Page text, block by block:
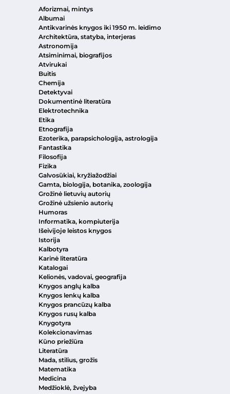
Aforizmai, mintys
Albumai
Antikvarinės knygos iki 1950 m. leidimo
Architektūra, statyba, interjeras
Astronomija
Atsiminimai, biografijos
Atvirukai
Buitis
Chemija
Detektyvai
Dokumentinė literatūra
Elektrotechnika
Etika
Etnografija
Ezoterika, parapsichologija, astrologija
Fantastika
Filosofija
Fizika
Galvosūkiai, kryžiažodžiai
Gamta, biologija, botanika, zoologija
Grožinė lietuvių autorių
Grožinė užsienio autorių
Humoras
Informatika, kompiuterija
Išeivijoje leistos knygos
Istorija
Kalbotyra
Karinė literatūra
Katalogai
Kelionės, vadovai, geografija
Knygos anglų kalba
Knygos lenkų kalba
Knygos prancūzų kalba
Knygos rusų kalba
Knygotyra
Kolekcionavimas
Kūno priežiūra
Literatūra
Mada, stilius, grožis
Matematika
Medicina
Medžioklė, žvejyba